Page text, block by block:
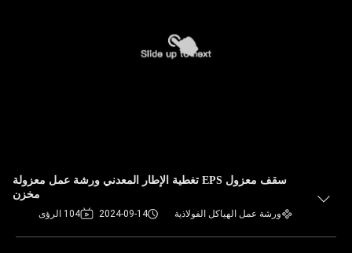
سقف معزول EPS تغطية الإطار المعدني ورشة عمل معزولة
مخزن
ورشة عمل الهياكل الفولاذية 2024-09-14 104 الرؤى